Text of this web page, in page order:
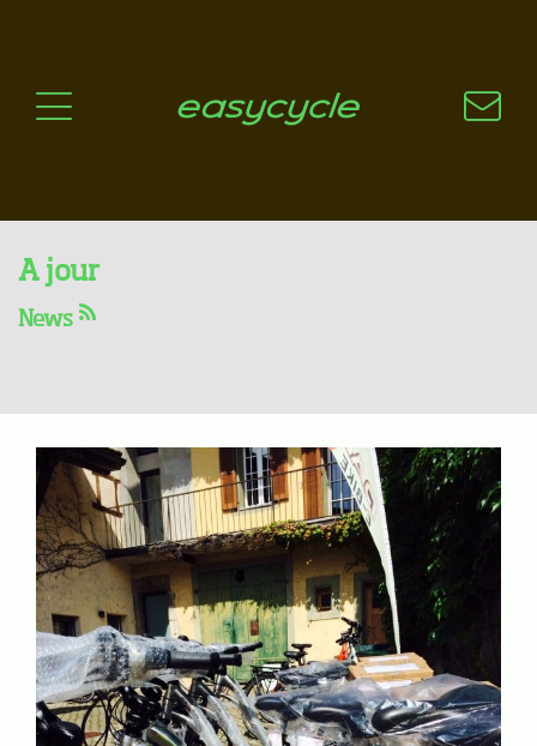
Les choix technologiques
A jour
News
Stock Flyer !!! Attention, ça